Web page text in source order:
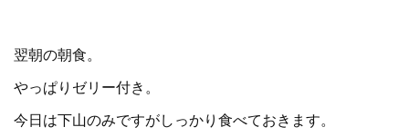
翌朝の朝食。
やっぱりゼリー付き。
今日は下山のみですがしっかり食べておきます。